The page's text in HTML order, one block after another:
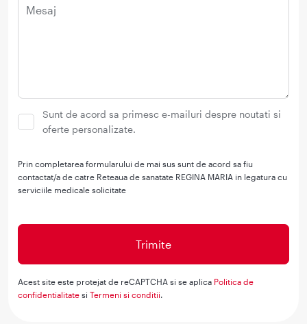
Mesaj
Sunt de acord sa primesc e-mailuri despre noutati si
oferte personalizate.
Prin completarea formularului de mai sus sunt de acord sa fiu
contactat/a de catre Reteaua de sanatate REGINA MARIA in legatura cu
serviciile medicale solicitate
Acest site este protejat de reCAPTCHA si se aplica Politica de
confidentialitate siTermeni si conditii.